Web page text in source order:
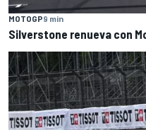
MOTOGP9 min
Silverstone renueva con